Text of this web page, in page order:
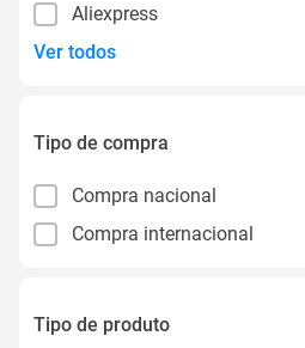
Aliexpress
Ver todos
Tipo de compra
Compra nacional
Compra internacional
Tipo de produto